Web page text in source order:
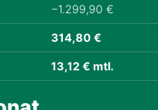
−1.299,90 €
314,80 €
13,12 € mtl.